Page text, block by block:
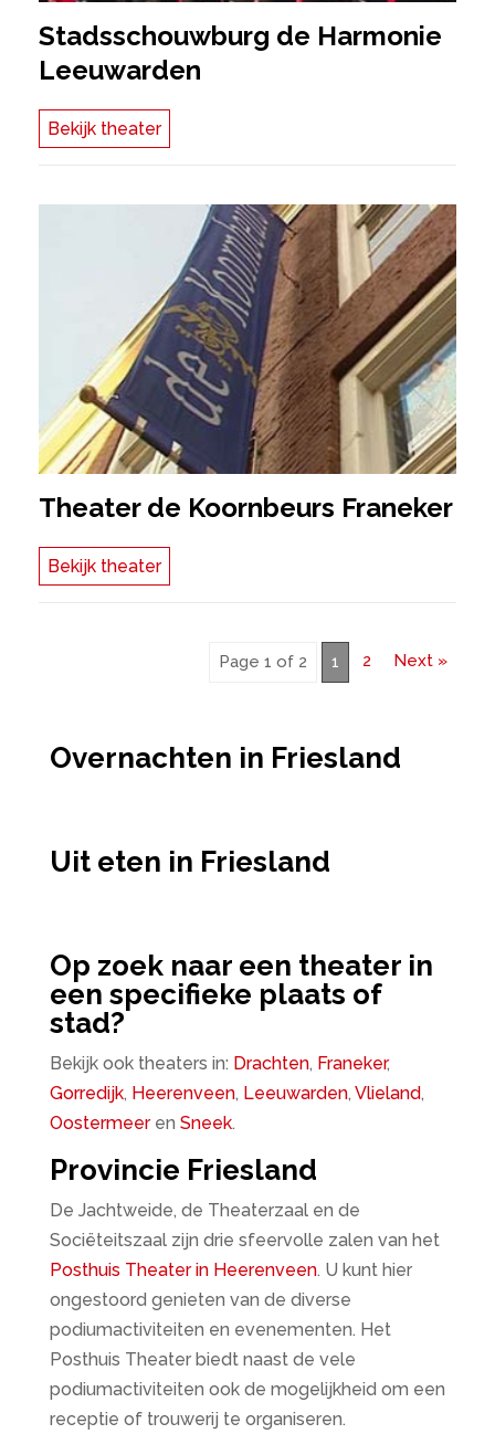
Stadsschouwburg de Harmonie
Leeuwarden
Bekijk theater
Theater de Koornbeurs Franeker
Bekijk theater
Page 1 of 2 1 2 Next »
Overnachten in Friesland
Uit eten in Friesland
Op zoek naar een theater in
een specifieke plaats of
stad?
Bekijk ook theaters in: Drachten, Franeker,
Gorredijk, Heerenveen, Leeuwarden, Vlieland,
Oostermeeren Sneek.
Provincie Friesland
De Jachtweide, de Theaterzaal en de
Sociëteitszaal zijn drie sfeervolle zalen van het
Posthuis Theater in Heerenveen. U kunt hier
ongestoord genieten van de diverse
podiumactiviteiten en evenementen. Het
Posthuis Theater biedt naast de vele
podiumactiviteiten ook de mogelijkheid om een
receptie of trouwerij te organiseren.